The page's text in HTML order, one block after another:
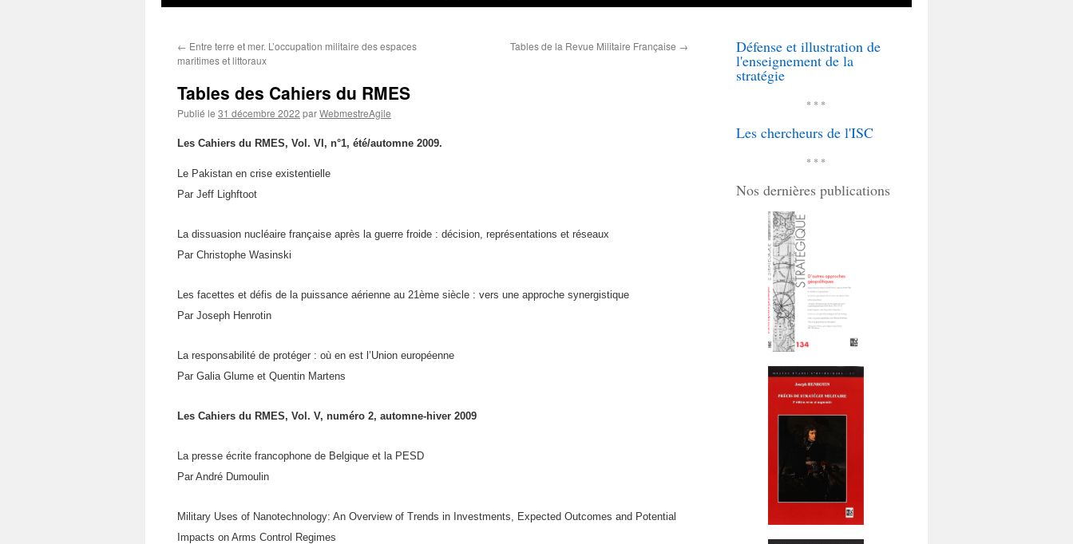
contenu
← Entre terre et mer. L’occupation militaire des espaces
maritimes et littoraux
Tables de la Revue Militaire Française →
Tables des Cahiers du RMES
Publié le 31 décembre 2022 parWebmestreAgile
Les Cahiers du RMES, Vol. VI, n°1, été/automne 2009.
Le Pakistan en crise existentielle
Par Jeff Lighftoot
La dissuasion nucléaire française après la guerre froide : décision, représentations et réseaux
Par Christophe Wasinski
Les facettes et défis de la puissance aérienne au 21ème siècle : vers une approche synergistique
Par Joseph Henrotin
La responsabilité de protéger : où en est l’Union européenne
Par Galia Glume et Quentin Martens
Les Cahiers du RMES, Vol. V, numéro 2, automne-hiver 2009
La presse écrite francophone de Belgique et la PESD
Par André Dumoulin
Military Uses of Nanotechnology: An Overview of Trends in Investments, Expected Outcomes and Potential
Impacts on Arms Control Regimes
Défense et illustration de
l'enseignement de la
stratégie
* * *
Les chercheurs de l'ISC
* * *
Nos dernières publications